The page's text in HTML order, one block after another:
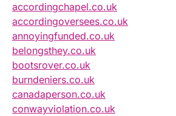
accordingchapel.co.uk
accordingoversees.co.uk
annoyingfunded.co.uk
belongsthey.co.uk
bootsrover.co.uk
burndeniers.co.uk
canadaperson.co.uk
conwayviolation.co.uk